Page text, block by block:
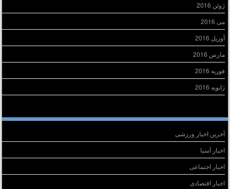
ژوئن 2016
می 2016
آوریل 2016
مارس 2016
فوریه 2016
ژانویه 2016
آخرین اخبار ورزشی
اخبار آسیا
اخبار اجتماعی
اخبار اقتصادی